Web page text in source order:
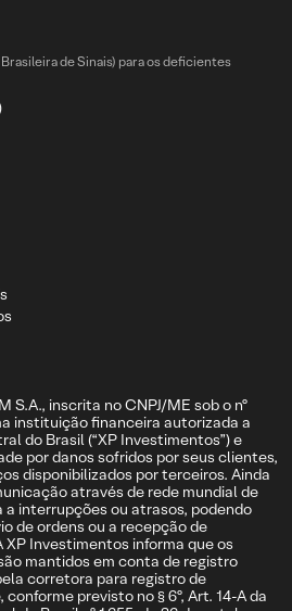
de Sinais) para os deficientes
S.A., inscrita no CNPJ/ME sob o nº
instituição financeira autorizada a
do Brasil (“XP Investimentos”) e
por danos sofridos por seus clientes,
disponibilizados por terceiros. Ainda
através de rede mundial de
interrupções ou atrasos, podendo
de ordens ou a recepção de
Investimentos informa que os
mantidos em conta de registro
corretora para registro de
previsto no § 6º, Art. 14-A da